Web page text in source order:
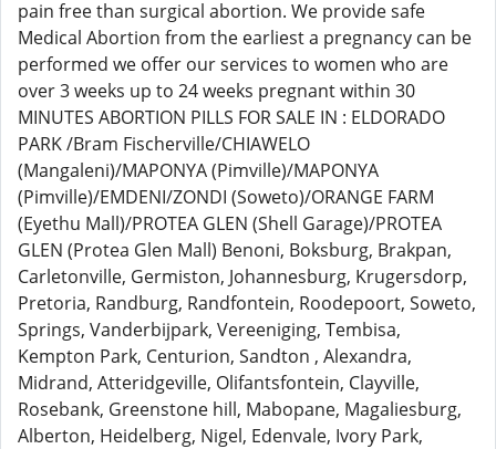
pain free than surgical abortion. We provide safe
Medical Abortion from the earliest a pregnancy can be
performed we offer our services to women who are
over 3 weeks up to 24 weeks pregnant within 30
MINUTES ABORTION PILLS FOR SALE IN : ELDORADO
PARK /Bram Fischerville/CHIAWELO
(Mangaleni)/MAPONYA (Pimville)/MAPONYA
(Pimville)/EMDENI/ZONDI (Soweto)/ORANGE FARM
(Eyethu Mall)/PROTEA GLEN (Shell Garage)/PROTEA
GLEN (Protea Glen Mall) Benoni, Boksburg, Brakpan,
Carletonville, Germiston, Johannesburg, Krugersdorp,
Pretoria, Randburg, Randfontein, Roodepoort, Soweto,
Springs, Vanderbijpark, Vereeniging, Tembisa,
Kempton Park, Centurion, Sandton , Alexandra,
Midrand, Atteridgeville, Olifantsfontein, Clayville,
Rosebank, Greenstone hill, Mabopane, Magaliesburg,
Alberton, Heidelberg, Nigel, Edenvale, Ivory Park,